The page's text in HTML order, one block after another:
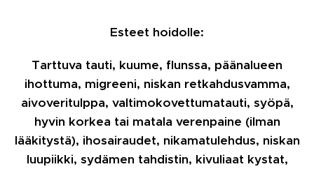
Esteet hoidolle:
Tarttuva tauti, kuume, flunssa, päänalueen
ihottuma, migreeni, niskan retkahdusvamma,
aivoveritulppa, valtimokovettumatauti, syöpä,
hyvin korkea tai matala verenpaine (ilman
lääkitystä), ihosairaudet, nikamatulehdus, niskan
luupiikki, sydämen tahdistin, kivuliaat kystat,